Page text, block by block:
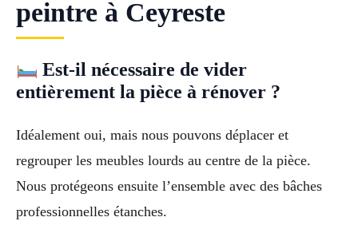
peintre à Ceyreste
Est-il nécessaire de vider
entièrement la pièce à rénover ?
Idéalement oui, mais nous pouvons déplacer et
regrouper les meubles lourds au centre de la pièce.
Nous protégeons ensuite l’ensemble avec des bâches
professionnelles étanches.